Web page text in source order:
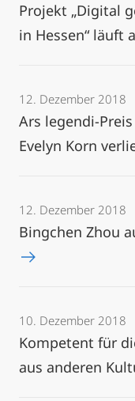
Projekt „Digital
in Hessen“ läuft
12. Dezember 2018
Ars legendi-
Evelyn Korn
12. Dezember 2018
Bingchen Zhou
10. Dezember 2018
Kompetent für
aus anderen